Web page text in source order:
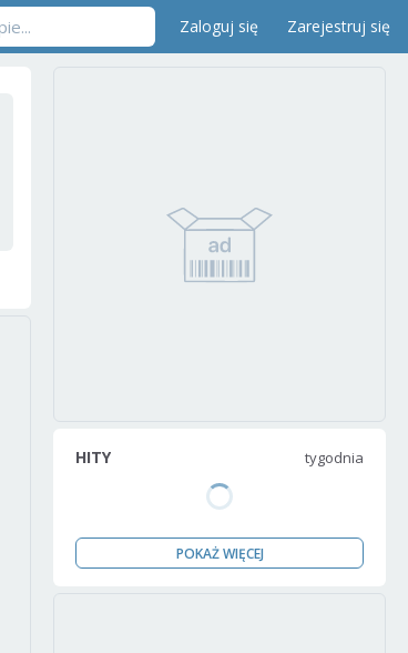
Zaloguj się Zarejestruj się
HITY tygodnia
POKAŻ WIĘCEJ